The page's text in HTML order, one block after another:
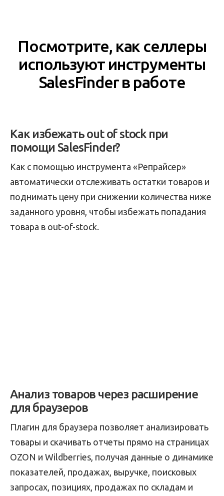
Посмотрите, как селлеры
используют инструменты
SalesFinder в работе
Как избежать out of stock при
помощи SalesFinder?
Как с помощью инструмента «Репрайсер»
автоматически отслеживать остатки товаров и
поднимать цену при снижении количества ниже
заданного уровня, чтобы избежать попадания
товара в out-of-stock.
Анализ товаров через расширение
для браузеров
Плагин для браузера позволяет анализировать
товары и скачивать отчеты прямо на страницах
OZON и Wildberries, получая данные о динамике
показателей, продажах, выручке, поисковых
запросах, позициях, продажах по складам и